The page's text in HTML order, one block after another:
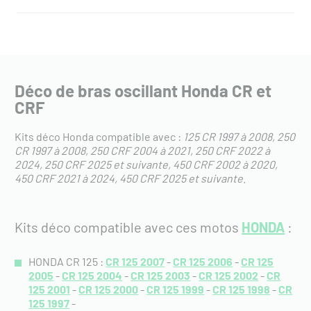
Déco de bras oscillant Honda CR et
CRF
Kits déco Honda compatible avec : 125 CR 1997 à 2008 250
CR 1997 à 2008 250 CRF 2004 à 2021 250 CRF 2022 à
2024 250 CRF 2025 et suivante 450 CRF 2002 à 2020
450 CRF 2021 à 2024 450 CRF 2025 et suivante
Kits déco compatible avec ces motos HONDA :
HONDA CR 125 :CR 125 2007-CR 125 2006 -CR 125
2005 -CR 125 2004 -CR 125 2003 -CR 125 2002-CR
125 2001 -CR 125 2000-CR 125 1999 -CR 125 1998 -CR
125 1997-